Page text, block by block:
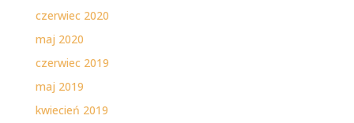
czerwiec 2020
maj 2020
czerwiec 2019
maj 2019
kwiecień 2019